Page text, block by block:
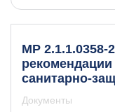
МР 2.1.1.0358-
рекомендации
санитарно-
Документы